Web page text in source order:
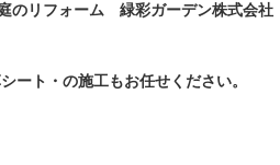
のリフォーム 緑彩ガーデン株式会社
ート・の施工もお任せください。